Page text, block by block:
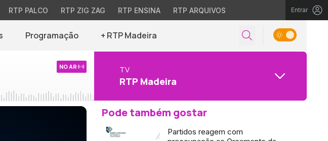
RTP PALCO RTP ZIG ZAG RTP ENSINA RTP ARQUIVOS Entrar
Programação + RTP Madeira
NO AR TV
RTP Madeira
Pode também gostar
Partidos reagem com